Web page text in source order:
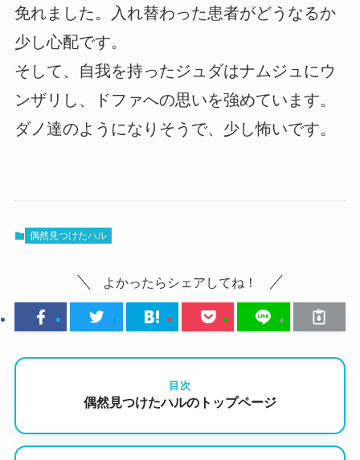
免れました。入れ替わった患者がどうなるか
少し心配です。
そして、自我を持ったジュダはナムジュにウ
ンザリし、ドファへの思いを強めています。
ダノ達のようになりそうで、少し怖いです。
偶然見つけたハル
よかったらシェアしてね！
目次
偶然見つけたハルのトップページ